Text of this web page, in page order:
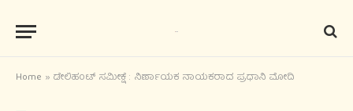
Home » ಡೇಲಿಹಂಟ್ ಸಮೀಕ್ಷೆ : ನಿರ್ಣಾಯಕ ನಾಯಕರಾದ ಪ್ರಧಾನಿ ಮೋದಿ